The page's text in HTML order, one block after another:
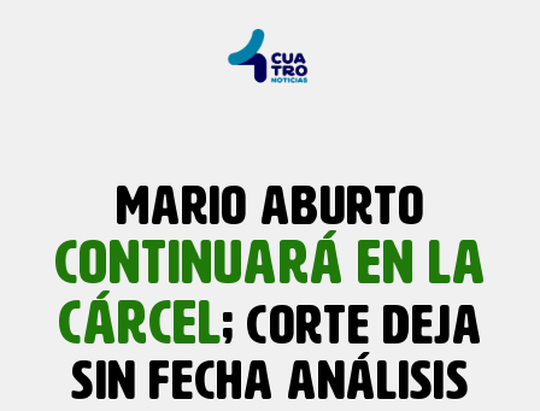
MARIO ABURTO
CONTINUARÁ EN LA
CÁRCEL; CORTE DEJA
SIN FECHA ANÁLISIS